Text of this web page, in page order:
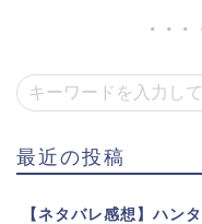
最近の投稿
【ネタバレ感想】ハン